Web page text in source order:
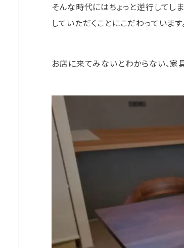
そんな時代にはちょっと逆行してし
していただくことにこだわっています
お店に来てみないとわからない、家